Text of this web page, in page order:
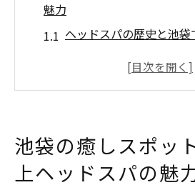
魅力
ヘッドスパの歴史と池袋
池袋でのヘッドスパが選
美容と健康を促進する
極上のヘッドスパを体験
池袋の癒しスポッ
上ヘッドスパの魅